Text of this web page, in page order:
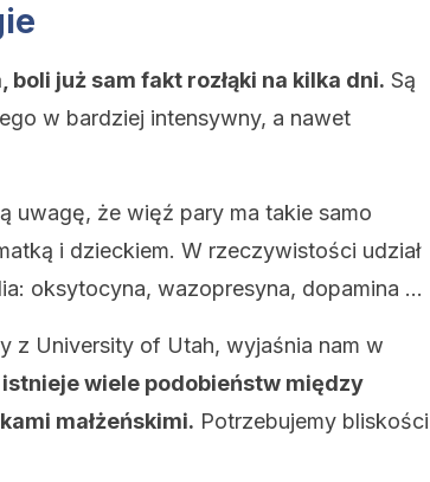
już sam fakt rozłąki na kilka dni. Są
w bardziej intensywny, a nawet
uwagę, że więź pary ma takie samo
i dzieckiem. W rzeczywistości udział
oksytocyna, wazopresyna, dopamina …
z University of Utah, wyjaśnia nam w
istnieje wiele podobieństw między
małżeńskimi. Potrzebujemy bliskości